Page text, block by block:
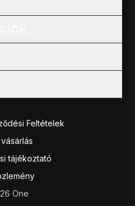
Feltételek
tájékoztató
One